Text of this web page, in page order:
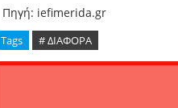
Πηγή: iefimerida.gr
Tags # ΔΙΑΦΟΡΑ